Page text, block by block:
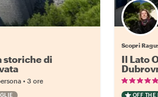
storiche di
•3 ore
Scopri
Il Lato
OFF THE